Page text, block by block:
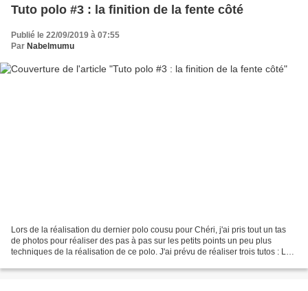
Tuto polo #3 : la finition de la fente côté
Publié le 22/09/2019 à 07:55
Par Nabelmumu
Lors de la réalisation du dernier polo cousu pour Chéri, j'ai pris tout un tas
de photos pour réaliser des pas à pas sur les petits points un peu plus
techniques de la réalisation de ce polo. J'ai prévu de réaliser trois tutos : La